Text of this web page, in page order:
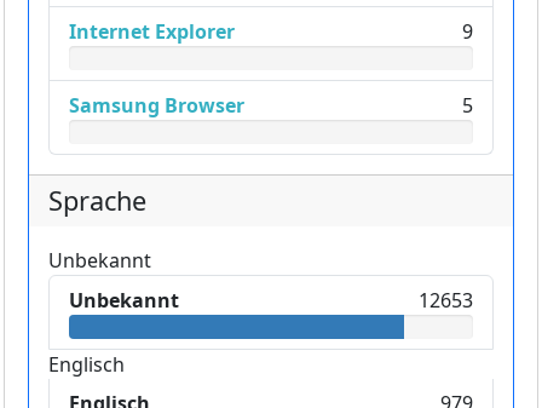
Internet Explorer 9
Samsung Browser 5
Sprache
Unbekannt
Unbekannt
12653
Englisch